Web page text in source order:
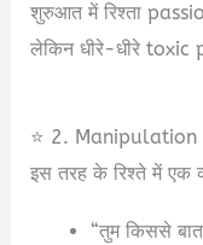
शुरुआत में रिश्ता
लेकिन धीरे-धीरे
⭐ 2.
इस तरह के रिश्ते में एक
“तुम किससे